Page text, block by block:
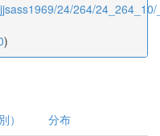
24/264/
)
） 分布